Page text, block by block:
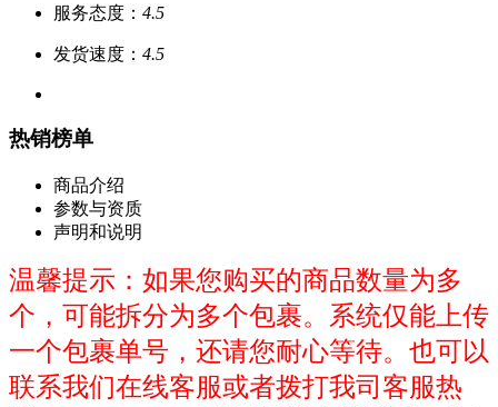
服务态度： 4.5
发货速度： 4.5
热销榜单
商品介绍
参数与资质
声明和说明
温馨提示：如果您购买的商品数量为多
个，可能拆分为多个包裹。系统仅能上传
一个包裹单号，还请您耐心等待。也可以
联系我们在线客服或者拨打我司客服热